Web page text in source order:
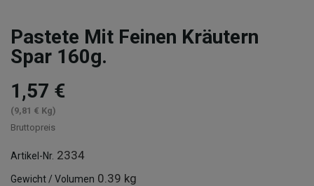
Pastete Mit Feinen Kräutern
Spar 160g.
1,57 €
(9,81 € Kg)
Bruttopreis
Artikel-Nr. 2334
Gewicht / Volumen 0.39 kg